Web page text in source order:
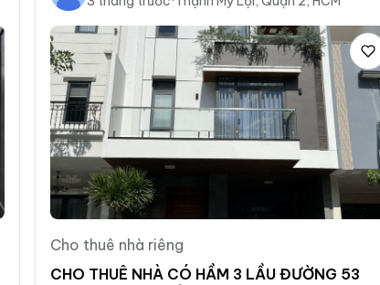
Cho thuê nhà riêng
CHO THUÊ NHÀ CÓ HẦM 3 LẦU ĐƯỜNG 53